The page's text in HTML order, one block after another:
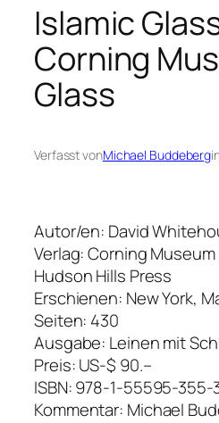
Islamic
Corning
Glass
Verfasst vonMichael Buddeberg
Autor/en: David
Verlag: Corning
Hudson Hills Press
Erschienen: New York,
Seiten: 430
Ausgabe: Leinen mit
Preis: US-$ 90.–
ISBN: 978-1-55595-355-
Kommentar: Michael